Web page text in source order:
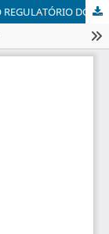
A CONSTITUCIONALIDADE NO NOVO MARCO REGULATÓRIO DO PRÉ-SAL FRENTE À NOVA ORDEM ECONÔMICA VIGENTE